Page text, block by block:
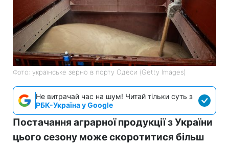
Фото: українське зерно в порту Одеси (Getty Images)
Не витрачай час на шум! Читай тільки суть з
РБК-Україна у Google
Постачання аграрної продукції з України
цього сезону може скоротитися більш